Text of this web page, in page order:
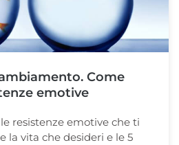
Come
emotive
resistenze emotive che ti
la vita che desideri e le 5